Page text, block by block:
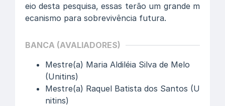
eio desta pesquisa, essas terão um grande m
ecanismo para sobrevivência futura.
BANCA (AVALIADORES)
Mestre(a) Maria Aldiléia Silva de Melo
(Unitins)
Mestre(a) Raquel Batista dos Santos (U
nitins)